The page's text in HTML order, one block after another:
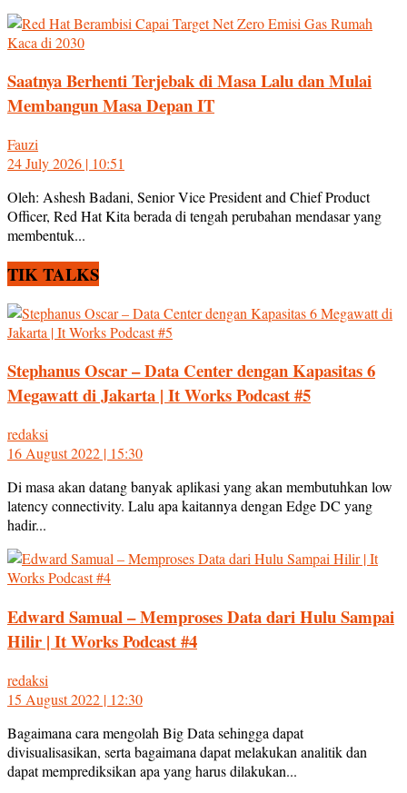
Saatnya Berhenti Terjebak di Masa Lalu dan Mulai
Membangun Masa Depan IT
Fauzi
24 July 2026 | 10:51
Oleh: Ashesh Badani, Senior Vice President and Chief Product
Officer, Red Hat Kita berada di tengah perubahan mendasar yang
membentuk...
TIK TALKS
Stephanus Oscar – Data Center dengan Kapasitas 6
Megawatt di Jakarta | It Works Podcast #5
redaksi
16 August 2022 | 15:30
Di masa akan datang banyak aplikasi yang akan membutuhkan low
latency connectivity. Lalu apa kaitannya dengan Edge DC yang
hadir...
Edward Samual – Memproses Data dari Hulu Sampai
Hilir | It Works Podcast #4
redaksi
15 August 2022 | 12:30
Bagaimana cara mengolah Big Data sehingga dapat
divisualisasikan, serta bagaimana dapat melakukan analitik dan
dapat memprediksikan apa yang harus dilakukan...